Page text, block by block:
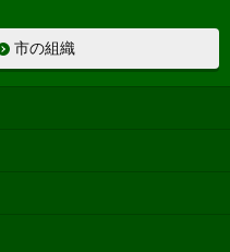
市の組織